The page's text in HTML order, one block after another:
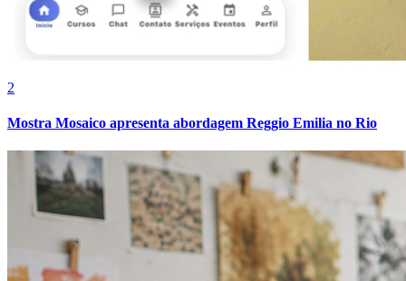
Botafogo
2
Mostra Mosaico apresenta abordagem Reggio Emilia no Rio